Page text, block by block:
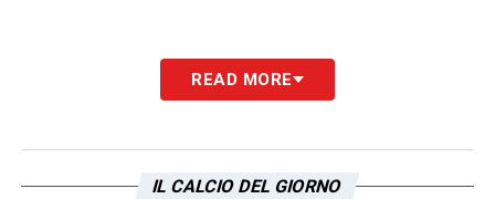
READ MORE
IL CALCIO DEL GIORNO